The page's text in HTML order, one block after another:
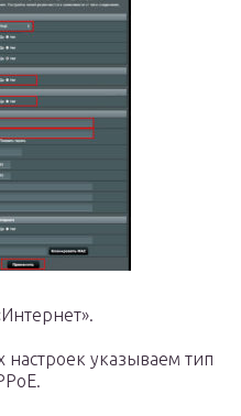
указываем тип